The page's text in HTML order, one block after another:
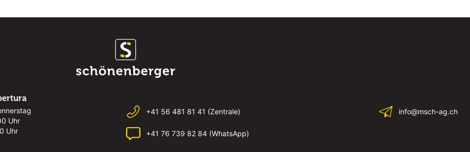
Uhr
Uhr
+41 56 481 81 41 (Zentrale)
+41 76 739 82 84 (WhatsApp)
info@msch-ag.ch